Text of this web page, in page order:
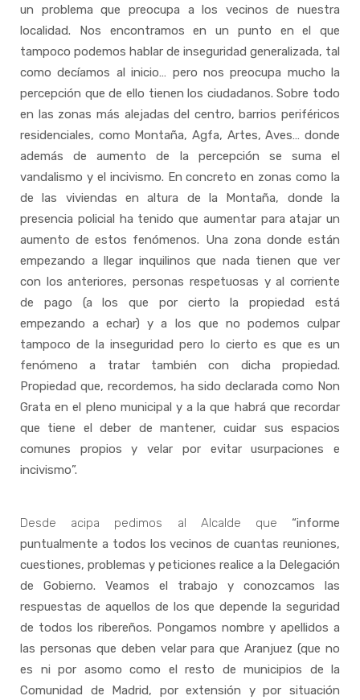
un problema que preocupa a los vecinos de nuestra
localidad. Nos encontramos en un punto en el que
tampoco podemos hablar de inseguridad generalizada, tal
como decíamos al inicio… pero nos preocupa mucho la
percepción que de ello tienen los ciudadanos. Sobre todo
en las zonas más alejadas del centro, barrios periféricos
residenciales, como Montaña, Agfa, Artes, Aves… donde
además de aumento de la percepción se suma el
vandalismo y el incivismo. En concreto en zonas como la
de las viviendas en altura de la Montaña, donde la
presencia policial ha tenido que aumentar para atajar un
aumento de estos fenómenos. Una zona donde están
empezando a llegar inquilinos que nada tienen que ver
con los anteriores, personas respetuosas y al corriente
de pago (a los que por cierto la propiedad está
empezando a echar) y a los que no podemos culpar
tampoco de la inseguridad pero lo cierto es que es un
fenómeno a tratar también con dicha propiedad.
Propiedad que, recordemos, ha sido declarada como Non
Grata en el pleno municipal y a la que habrá que recordar
que tiene el deber de mantener, cuidar sus espacios
comunes propios y velar por evitar usurpaciones e
incivismo”.
Desde acipa pedimos al Alcalde que “informe
puntualmente a todos los vecinos de cuantas reuniones,
cuestiones, problemas y peticiones realice a la Delegación
de Gobierno. Veamos el trabajo y conozcamos las
respuestas de aquellos de los que depende la seguridad
de todos los ribereños. Pongamos nombre y apellidos a
las personas que deben velar para que Aranjuez (que no
es ni por asomo como el resto de municipios de la
Comunidad de Madrid, por extensión y por situación